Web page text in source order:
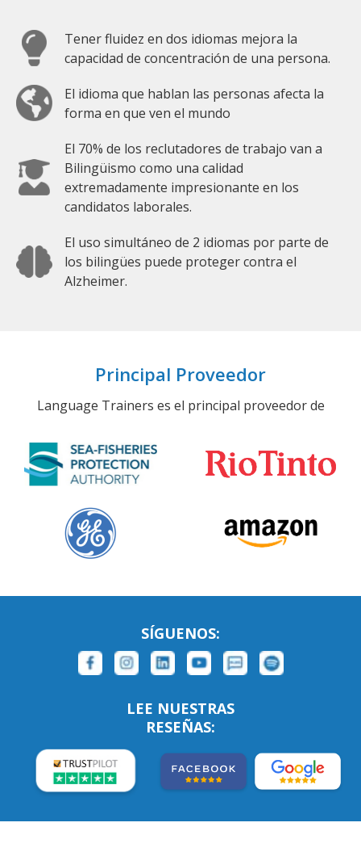
Tener fluidez en dos idiomas mejora la
capacidad de concentración de una persona.
El idioma que hablan las personas afecta la
forma en que ven el mundo
El 70% de los reclutadores de trabajo van a
Bilingüismo como una calidad
extremadamente impresionante en los
candidatos laborales.
El uso simultáneo de 2 idiomas por parte de
los bilingües puede proteger contra el
Alzheimer.
Principal Proveedor
Language Trainers es el principal proveedor de
SÍGUENOS:
LEE NUESTRAS
RESEÑAS: